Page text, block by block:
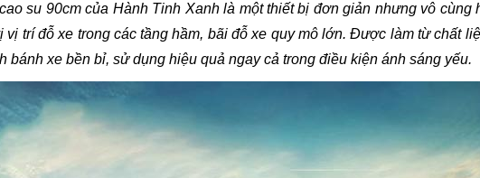
su 90cm của Hành Tinh Xanh là một thiết bị đơn giản nhưng vô cùng
vị trí đỗ xe trong các tầng hầm, bãi đỗ xe quy mô lớn. Được làm từ chất
bánh xe bền bỉ, sử dụng hiệu quả ngay cả trong điều kiện ánh sáng yếu.